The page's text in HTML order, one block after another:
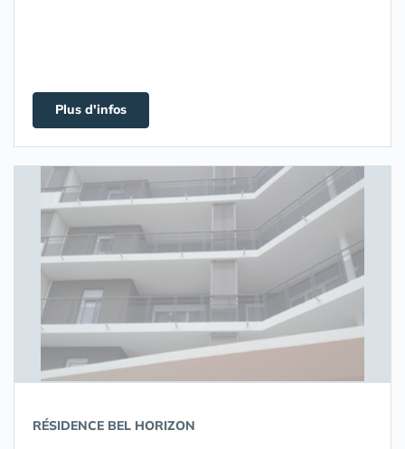
Plus d'infos
RÉSIDENCE BEL HORIZON